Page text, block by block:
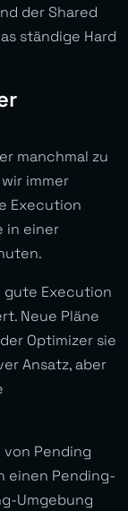
der Shared
ständige Hard
manchmal zu
immer
Execution
in einer
gute Execution
Neue Pläne
Optimizer sie
Ansatz, aber
Pending
einen Pending-
Umgebung